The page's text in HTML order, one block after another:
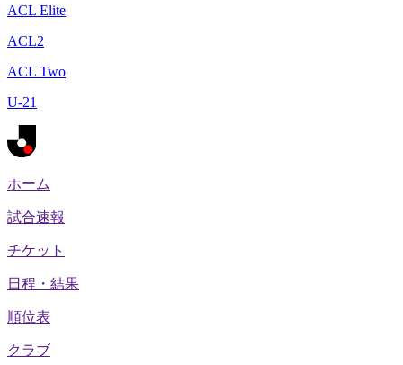
ACL Elite
ACL2
ACL Two
U-21
ホーム
試合速報
チケット
日程・結果
順位表
クラブ